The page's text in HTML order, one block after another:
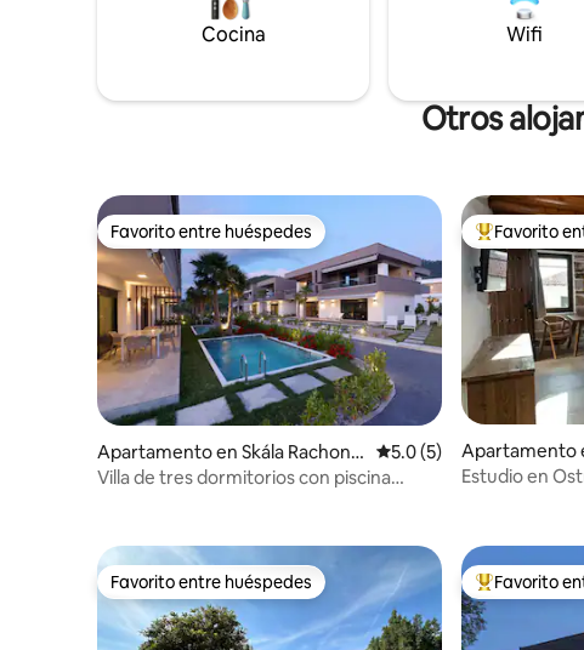
Cocina Wifi
Otros
Favorito entre huéspedes
Favorito entre huéspedes
Apartamento en Skála Rachonío
u
Calificación promedio:
5.0 (5)
Villa de tres dormitorios con piscina
Favorito
Favorito
Apartamento
Estudio en
Favorito entre huéspedes
Favorito entre huéspedes Favorito
Favorito